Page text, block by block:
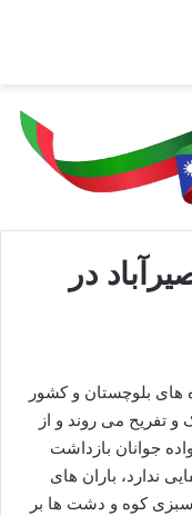
در
های بلوچستان و کشور
تفریح می روند و از
جوانان بازداشت
ندارد، باران های
کوه و دشت ها بر